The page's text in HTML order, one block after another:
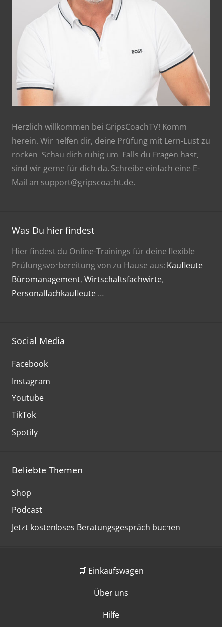
Herzlich willkommen bei GripsCoachTV! Komm
herein. Wir helfen dir, deine Prüfung mit Lern-Lust zu
rocken. Schau dich ruhig um. Falls du Fragen hast,
sind wir gerne für dich da. Schreibe einfach eine E-
Mail an support@gripscoacht.de.
Was Du hier findest
Hier findest du Online-Trainings für deine flexible
Prüfungsvorbereitung von zu Hause aus: Kaufleute
Büromanagement, Wirtschaftsfachwirte,
Personalfachkaufleute …
Social Media
Facebook
Instagram
Youtube
TikTok
Spotify
Beliebte Themen
Shop
Podcast
Jetzt kostenloses Beratungsgespräch buchen
🛒 Einkaufswagen
Über uns
Hilfe